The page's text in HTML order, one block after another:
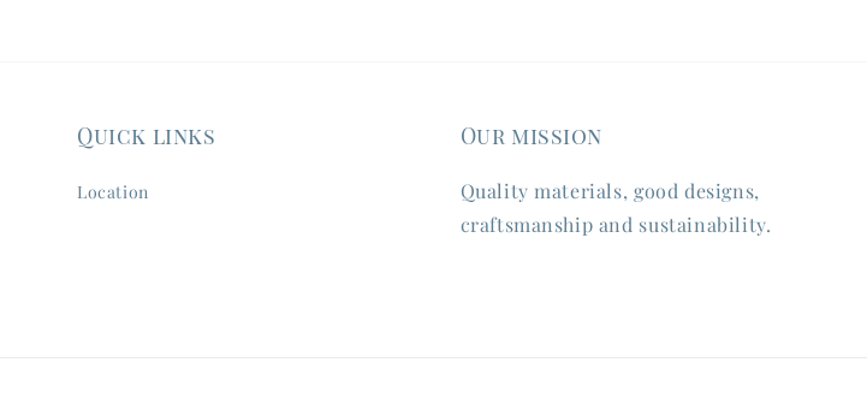
Quick links
Location
Our mission
Quality materials, good designs,
craftsmanship and sustainability.